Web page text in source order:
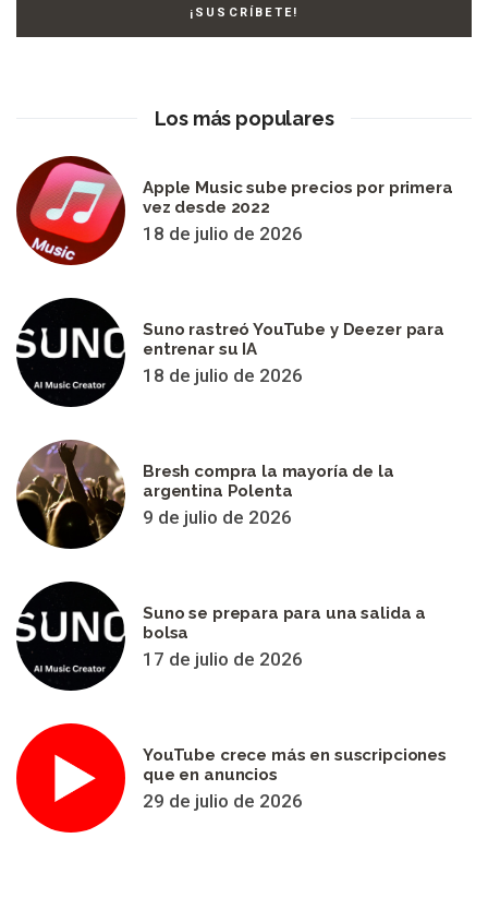
Los más populares
Apple Music sube precios por primera
vez desde 2022
18 de julio de 2026
Suno rastreó YouTube y Deezer para
entrenar su IA
18 de julio de 2026
Bresh compra la mayoría de la
argentina Polenta
9 de julio de 2026
Suno se prepara para una salida a
bolsa
17 de julio de 2026
YouTube crece más en suscripciones
que en anuncios
29 de julio de 2026